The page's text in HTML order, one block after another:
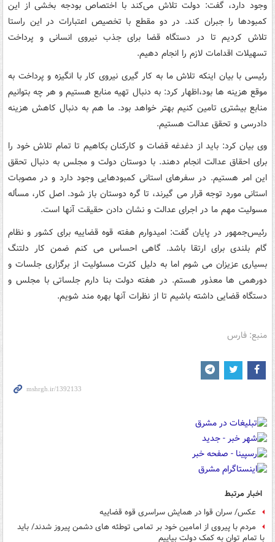
وجود دارد، گفت: دولت تلاش می‌کند با اختصاص بودجه بخشی از این
کمبودها را جبران کند. در دو مقطع با تخصیص اعتبارات در این راستا
تلاش کردیم تا در دستگاه قضا برای جذب نیروی انسانی و پرداخت
تسهیلات اقدامات لازم را انجام دهیم.
رئیسی با بیان اینکه تلاش ما به کار گیری نیروی کار با انگیزه و پرداخت به
موقع هزینه ها بود،اظهار کرد: به دنبال تهیه منابع هستیم و هر چه بتوانیم
منابع بیشتری تامین کنیم بهتر خواهد بود. ما هم به دنبال کاهش هزینه
دادرسی و تحقق عدالت هستیم.
وی بیان کرد: باید از دغدغه قضات و کارکنان بکاهیم تا تمام تلاش خود را
برای احقاق عدالت انجام دهند. با دوستان دولت و مجلس به دنبال تحقق
این امر هستیم. در سفرهای استانی کمبودهایی وجود دارد و در مصوبات
استانی مورد توجه قرار می گیرند، تا گره دوستان باز شود. اصل کار، مسأله
مسولیت مهم ما در اجرای عدالت و نشان دادن حقیقت آنها است.
رئیس‌جمهور در پایان گفت: امیدوارم هفته قوه قضاییه برای کشور و نظام
گام بلندی برای ارتقا باشد. گاهی احساس می کنم ضمن کار دلتنگ
بسیاری عزیزان می شوم اما به دلیل کثرت مسئولیت از برگزاری جلسات و
دورهمی ها معذور هستم. در هفته دولت بنا دارم جلساتی با مجلس و
دستگاه قضایی داشته باشیم تا از نظرات آنها بهره مند شویم.
منبع: فارس
اخبار مرتبط
عکس/ سران قوا در همایش سراسری قوه قضاییه
مردم با پیروی از امامین خود بر تمامی توطئه های دشمن پیروز شدند/ باید
با تمام توان به کمک دولت بیاییم